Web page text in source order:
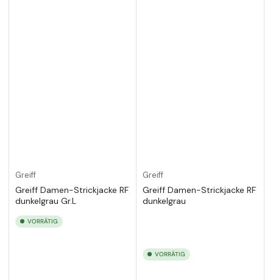
Greiff
Greiff Damen-Strickjacke RF
dunkelgrau Gr.L
VORRÄTIG
Greiff
Greiff Damen-Strickjacke RF
dunkelgrau
VORRÄTIG